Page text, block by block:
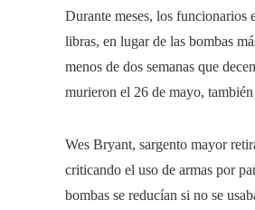
Durante meses, los funcionarios
libras, en lugar de las bombas
menos de dos semanas que
murieron el 26 de mayo,
Wes Bryant, sargento mayor
criticando el uso de armas por
bombas se reducían si no se